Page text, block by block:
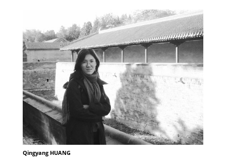
Qingyang HUANG